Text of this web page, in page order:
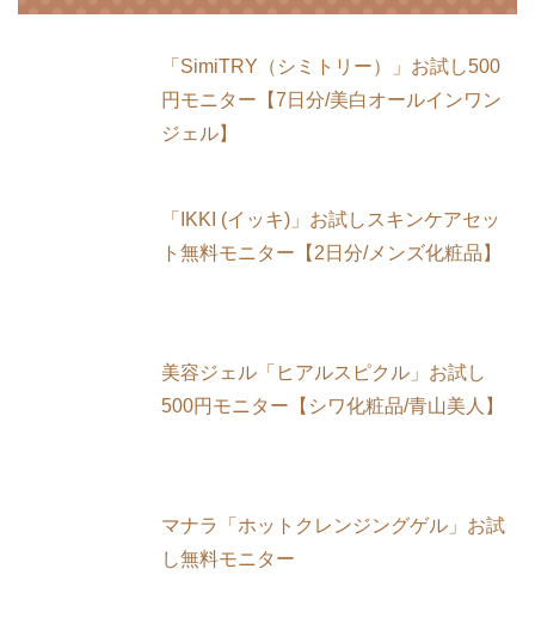
「SimiTRY（シミトリー）」お試し500
円モニター【7日分/美白オールインワン
ジェル】
「IKKI (イッキ)」お試しスキンケアセッ
ト無料モニター【2日分/メンズ化粧品】
美容ジェル「ヒアルスピクル」お試し
500円モニター【シワ化粧品/青山美人】
マナラ「ホットクレンジングゲル」お試
し無料モニター